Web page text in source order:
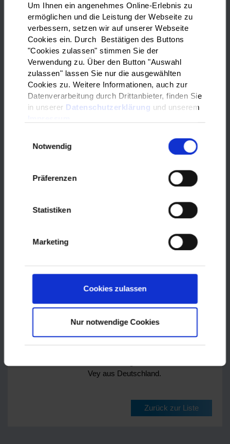
Um Ihnen ein angenehmes Online-Erlebnis zu
ermöglichen und die Leistung der Webseite zu
verbessern, setzen wir auf unserer Webseite
Cookies ein. Durch Bestätigen des Buttons
"Cookies zulassen" stimmen Sie der
Verwendung zu. Über den Button "Auswahl
zulassen" lassen Sie nur die ausgewählten
Cookies zu. Weitere Informationen, auch zur
Datenverarbeitung durch Drittanbieter, finden Sie
in unserer Datenschutzerklärung und unserem
Notwendig
Präferenzen
Statistiken
Marketing
Cookies zulassen
Nur notwendige Cookies
Foto: Bernhard Vey
Dabei haben 3 Teams aus
Wüstensachsen, Seiferts und
Hilders gegeneinander gespielt. Das
Team aus Seiferts setzte sich
komplett aus Kindern der
Gemeinschaftsunterkunft vor Ort
zusammen. In den Teams aus
Wüstensachsen und Hilders haben
sowohl Einheimische als auch
jungen Kicker bei der Sache. Sie
kämpften um jeden Ball. Gewinner
Hilders. Das wurde aber am Ende
zur Nebensache. Viel wichtiger war,
Rücksicht miteinander umgingen -
Trotz der großen Motivation, als
hatten viel Spaß beim gemeinsamen
Kicken und das Miteinander wurde
Neben den jungen Fußballern war
auch das Betreuer-Team
international aufgestellt:Mostafa
Vey aus Deutschland.
Zurück zur Liste